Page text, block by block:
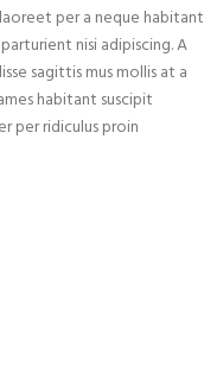
per a neque habitant
nisi adipiscing. A
sagittis mus mollis at a
habitant suscipit
per ridiculus proin